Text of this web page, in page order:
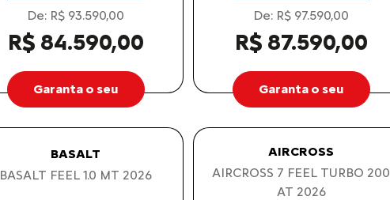
De: R$ 93.590,00
R$ 84.590,00
Garanta o seu
De: R$ 97.590,00
R$ 87.590,00
Garanta o seu
BASALT
BASALT FEEL 1.0 MT 2026
AIRCROSS
AIRCROSS 7 FEEL TURBO 200
AT 2026